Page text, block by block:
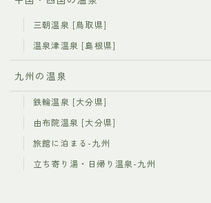
三朝温泉 [鳥取県]
温泉津温泉 [島根県]
九州の温泉
鉄輪温泉 [大分県]
由布院温泉 [大分県]
旅館に泊まる-九州
立ち寄り湯・日帰り温泉-九州